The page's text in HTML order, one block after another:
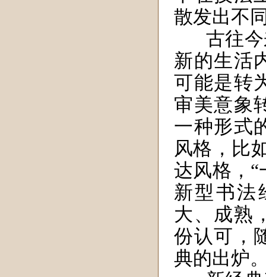
散发出不
古往
新的生活
可能是转
审美意象
一种形式
风格，比
达风格，“
新型书法
大、成熟
份认可，
典的出炉